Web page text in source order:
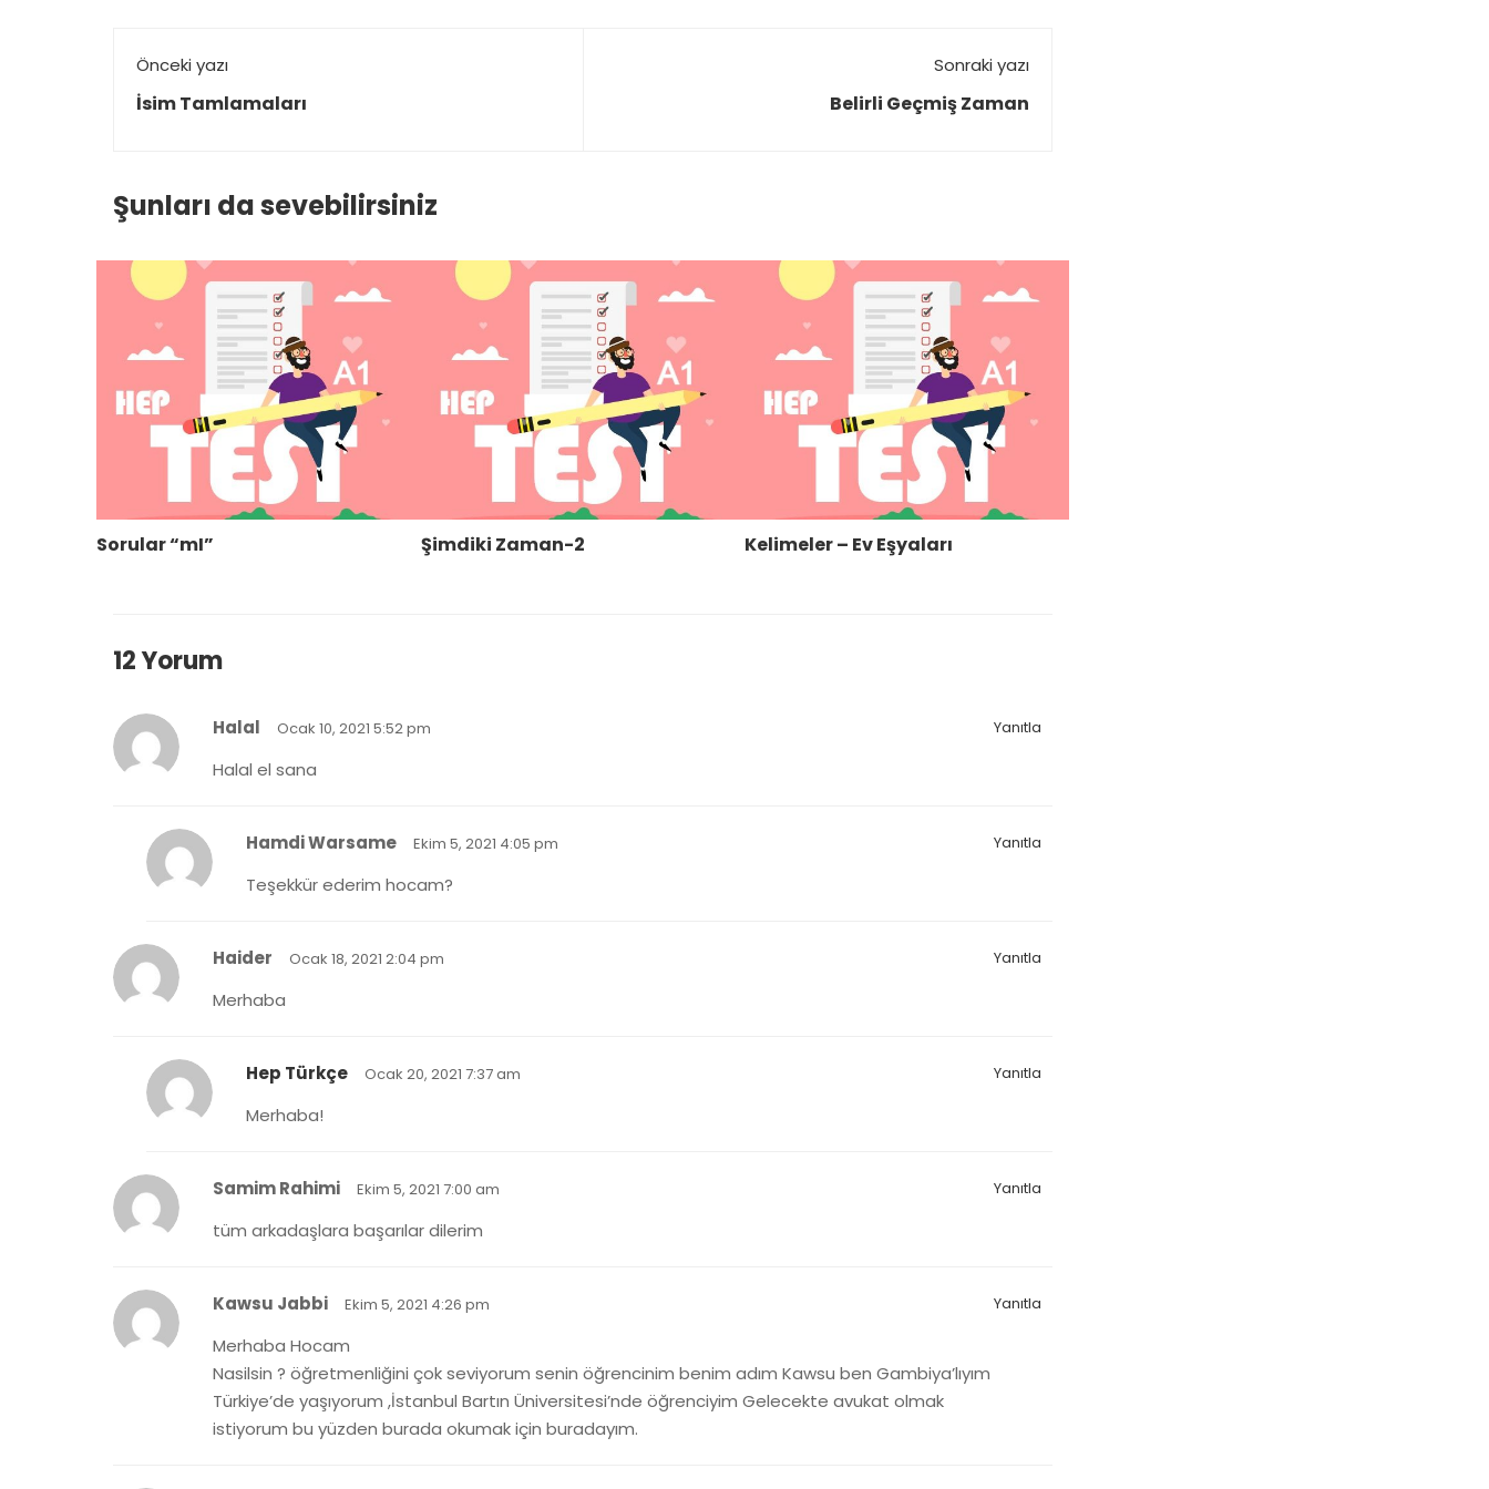
Önceki yazı
İsim Tamlamaları
Sonraki yazı
Belirli Geçmiş Zaman
Şunları da sevebilirsiniz
Sorular “mI” Şimdiki Zaman-2 Kelimeler – Ev Eşyaları
12 Yorum
Halal Ocak 10, 2021 5:52 pm Yanıtla
Halal el sana
Hamdi Warsame Ekim 5, 2021 4:05 pm Yanıtla
Teşekkür ederim hocam?
Haider Ocak 18, 2021 2:04 pm Yanıtla
Merhaba
Hep Türkçe Ocak 20, 2021 7:37 am Yanıtla
Merhaba!
Samim Rahimi Ekim 5, 2021 7:00 am Yanıtla
tüm arkadaşlara başarılar dilerim
Kawsu Jabbi Ekim 5, 2021 4:26 pm Yanıtla
Merhaba Hocam
Nasilsin ? öğretmenliğini çok seviyorum senin öğrencinim benim adım Kawsu ben Gambiya’lıyım
Türkiye’de yaşıyorum ,İstanbul Bartın Üniversitesi’nde öğrenciyim Gelecekte avukat olmak
istiyorum bu yüzden burada okumak için buradayım.